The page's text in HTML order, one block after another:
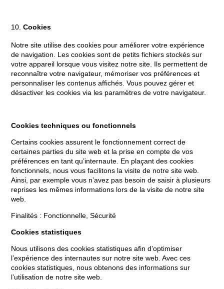
Cookies
Notre site utilise des cookies pour améliorer votre expérience
de navigation. Les cookies sont de petits fichiers stockés sur
votre appareil lorsque vous visitez notre site. Ils permettent de
reconnaître votre navigateur, mémoriser vos préférences et
personnaliser les contenus affichés. Vous pouvez gérer et
désactiver les cookies via les paramètres de votre navigateur.
Cookies techniques ou fonctionnels
Certains cookies assurent le fonctionnement correct de
certaines parties du site web et la prise en compte de vos
préférences en tant qu’internaute. En plaçant des cookies
fonctionnels, nous vous facilitons la visite de notre site web.
Ainsi, par exemple vous n’avez pas besoin de saisir à plusieurs
reprises les mêmes informations lors de la visite de notre site
web.
Finalités : Fonctionnelle, Sécurité
Cookies statistiques
Nous utilisons des cookies statistiques afin d’optimiser
l’expérience des internautes sur notre site web. Avec ces
cookies statistiques, nous obtenons des informations sur
l’utilisation de notre site web.